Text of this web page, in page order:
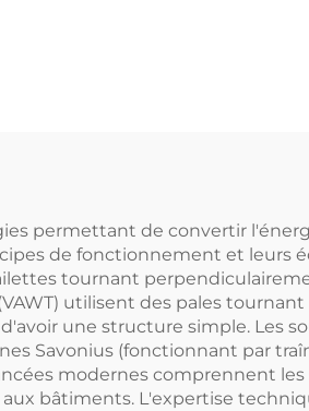
hôtels en
permettant de convertir
de fonctionnement et leurs
tournant
utilisent des pales
une structure simple. Les
Savonius (fonctionnant par
modernes comprennent
bâtiments. L'expertise